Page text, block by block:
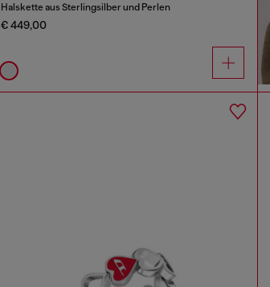
Halskette aus Sterlingsilber und Perlen
€ 449,00